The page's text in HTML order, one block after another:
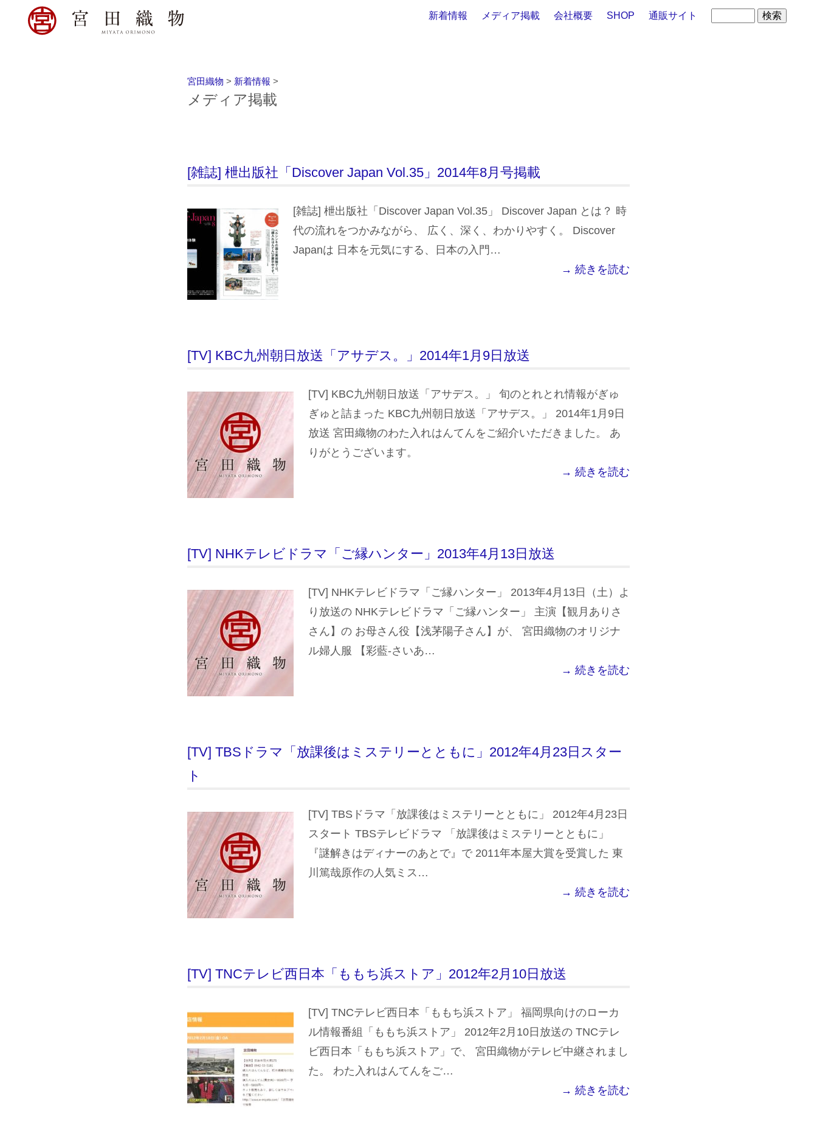
新着情報 メディア掲載 会社概要 SHOP 通販サイト
宮田織物 > 新着情報 >
メディア掲載
[雑誌] 枻出版社「Discover Japan Vol.35」2014年8月号掲載
[雑誌] 枻出版社「Discover Japan Vol.35」 Discover Japan とは？ 時
代の流れをつかみながら、 広く、深く、わかりやすく。 Discover
Japanは 日本を元気にする、日本の入門…
→ 続きを読む
[TV] KBC九州朝日放送「アサデス。」2014年1月9日放送
[TV] KBC九州朝日放送「アサデス。」 旬のとれとれ情報がぎゅ
ぎゅと詰まった KBC九州朝日放送「アサデス。」 2014年1月9日
放送 宮田織物のわた入れはんてんをご紹介いただきました。 あ
りがとうございます。
→ 続きを読む
[TV] NHKテレビドラマ「ご縁ハンター」2013年4月13日放送
[TV] NHKテレビドラマ「ご縁ハンター」 2013年4月13日（土）よ
り放送の NHKテレビドラマ「ご縁ハンター」 主演【観月ありさ
さん】の お母さん役【浅茅陽子さん】が、 宮田織物のオリジナ
ル婦人服 【彩藍-さいあ…
→ 続きを読む
[TV] TBSドラマ「放課後はミステリーとともに」2012年4月23日スター
ト
[TV] TBSドラマ「放課後はミステリーとともに」 2012年4月23日
スタート TBSテレビドラマ 「放課後はミステリーとともに」
『謎解きはディナーのあとで』で 2011年本屋大賞を受賞した 東
川篤哉原作の人気ミス…
→ 続きを読む
[TV] TNCテレビ西日本「ももち浜ストア」2012年2月10日放送
[TV] TNCテレビ西日本「ももち浜ストア」 福岡県向けのローカ
ル情報番組「ももち浜ストア」 2012年2月10日放送の TNCテレ
ビ西日本「ももち浜ストア」で、 宮田織物がテレビ中継されまし
た。 わた入れはんてんをご…
→ 続きを読む